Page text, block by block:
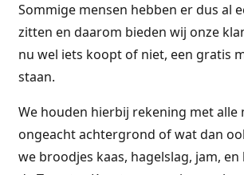
Sommige mensen hebben er dus al
zitten en daarom bieden wij onze
nu wel iets koopt of niet, een gratis
staan.
We houden hierbij rekening met alle
ongeacht achtergrond of wat dan
we broodjes kaas, hagelslag, jam,